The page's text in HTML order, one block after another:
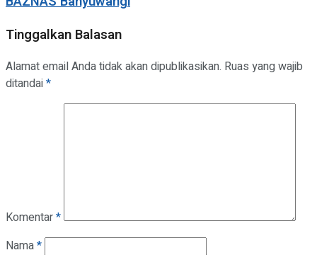
Tinggalkan Balasan
Alamat email Anda tidak akan dipublikasikan. Ruas yang wajib
ditandai*
Komentar*
Nama*